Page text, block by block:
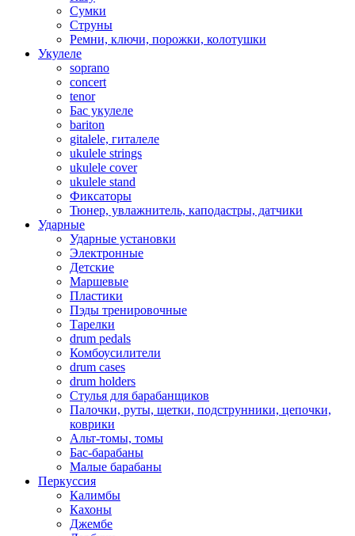
Сумки
Струны
Ремни, ключи, порожки, колотушки
Укулеле
soprano
concert
tenor
Бас укулеле
bariton
gitalele, гиталеле
ukulele strings
ukulele cover
ukulele stand
Фиксаторы
Тюнер, увлажнитель, каподастры, датчики
Ударные
Ударные установки
Электронные
Детские
Маршевые
Пластики
Пэды тренировочные
Тарелки
drum pedals
Комбоусилители
drum cases
drum holders
Стулья для барабанщиков
Палочки, руты, щетки, подструнники, цепочки,
коврики
Альт-томы, томы
Бас-барабаны
Малые барабаны
Перкуссия
Калимбы
Кахоны
Джембе